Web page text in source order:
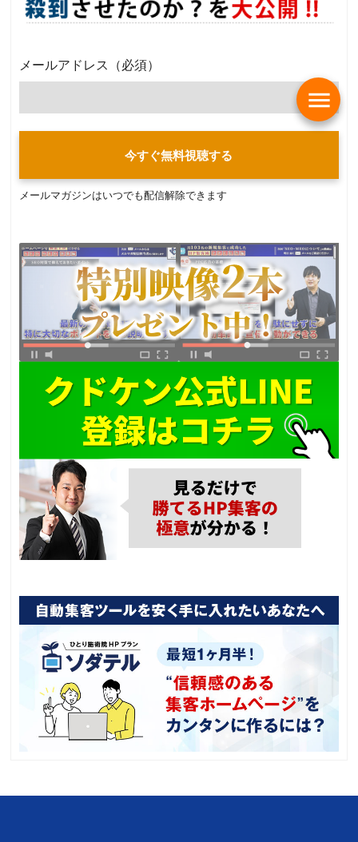
メールアドレス （必須）
今すぐ無料視聴する
メールマガジンはいつでも配信解除できます
menu